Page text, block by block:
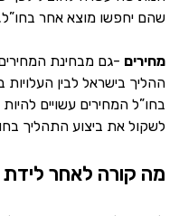
שהם יחפשו מוצא אחר בחו”ל.
מחירים -גם מבחינת
ההליך בישראל לבין
בחו”ל המחירים עשויים
לשקול את ביצוע התהליך
מה קורה לאחר לידת